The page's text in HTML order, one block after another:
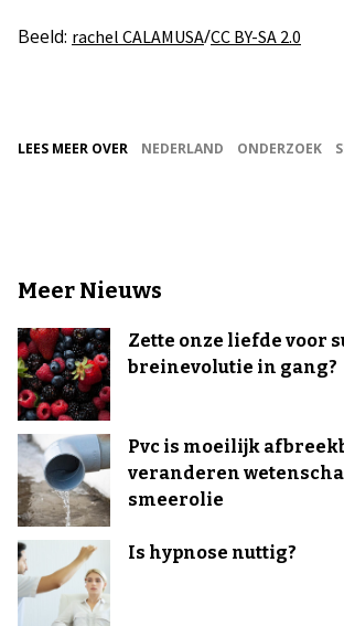
Beeld: rachel CALAMUSA/CC BY-SA 2.0
LEES MEER OVER NEDERLAND ONDERZOEK
Meer Nieuws
Zette onze liefde voor
breinevolutie in gang?
Pvc is moeilijk
veranderen
smeerolie
Is hypnose nuttig?